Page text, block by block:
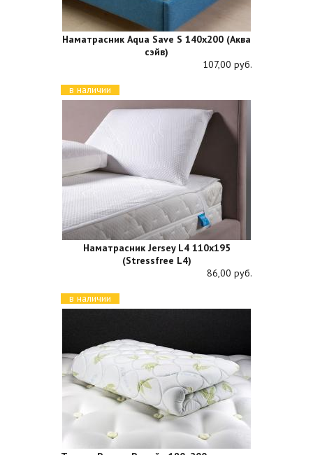
Наматрасник Aqua Save S 140x200 (Аква
сэйв)
107,00 руб.
в наличии
Наматрасник Jersey L4 110х195
(Stressfree L4)
86,00 руб.
в наличии